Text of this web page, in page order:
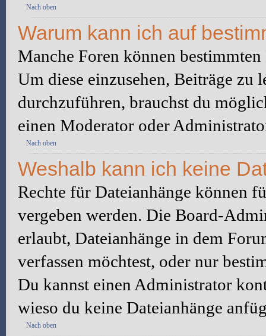
Nach oben
Warum kann ich auf
Manche Foren können
Um diese einzusehen, Beiträge zu
durchzuführen, brauchst du
einen Moderator oder
Nach oben
Weshalb kann ich keine
Rechte für Dateianhänge können
vergeben werden. Die Board-
erlaubt, Dateianhänge in dem
verfassen möchtest, oder nur
Du kannst einen Administrator
wieso du keine Dateianhänge
Nach oben